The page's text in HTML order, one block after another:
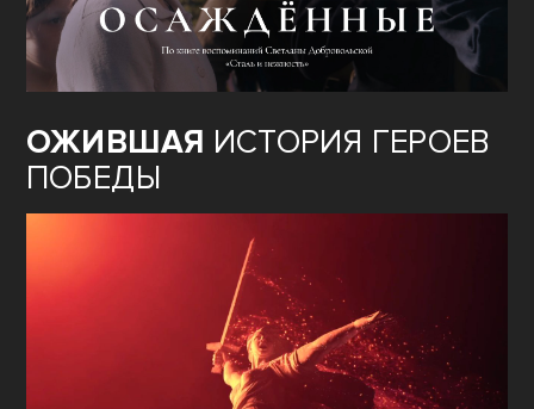
ОЖИВШАЯ ИСТОРИЯ ГЕРОЕВ
ПОБЕДЫ